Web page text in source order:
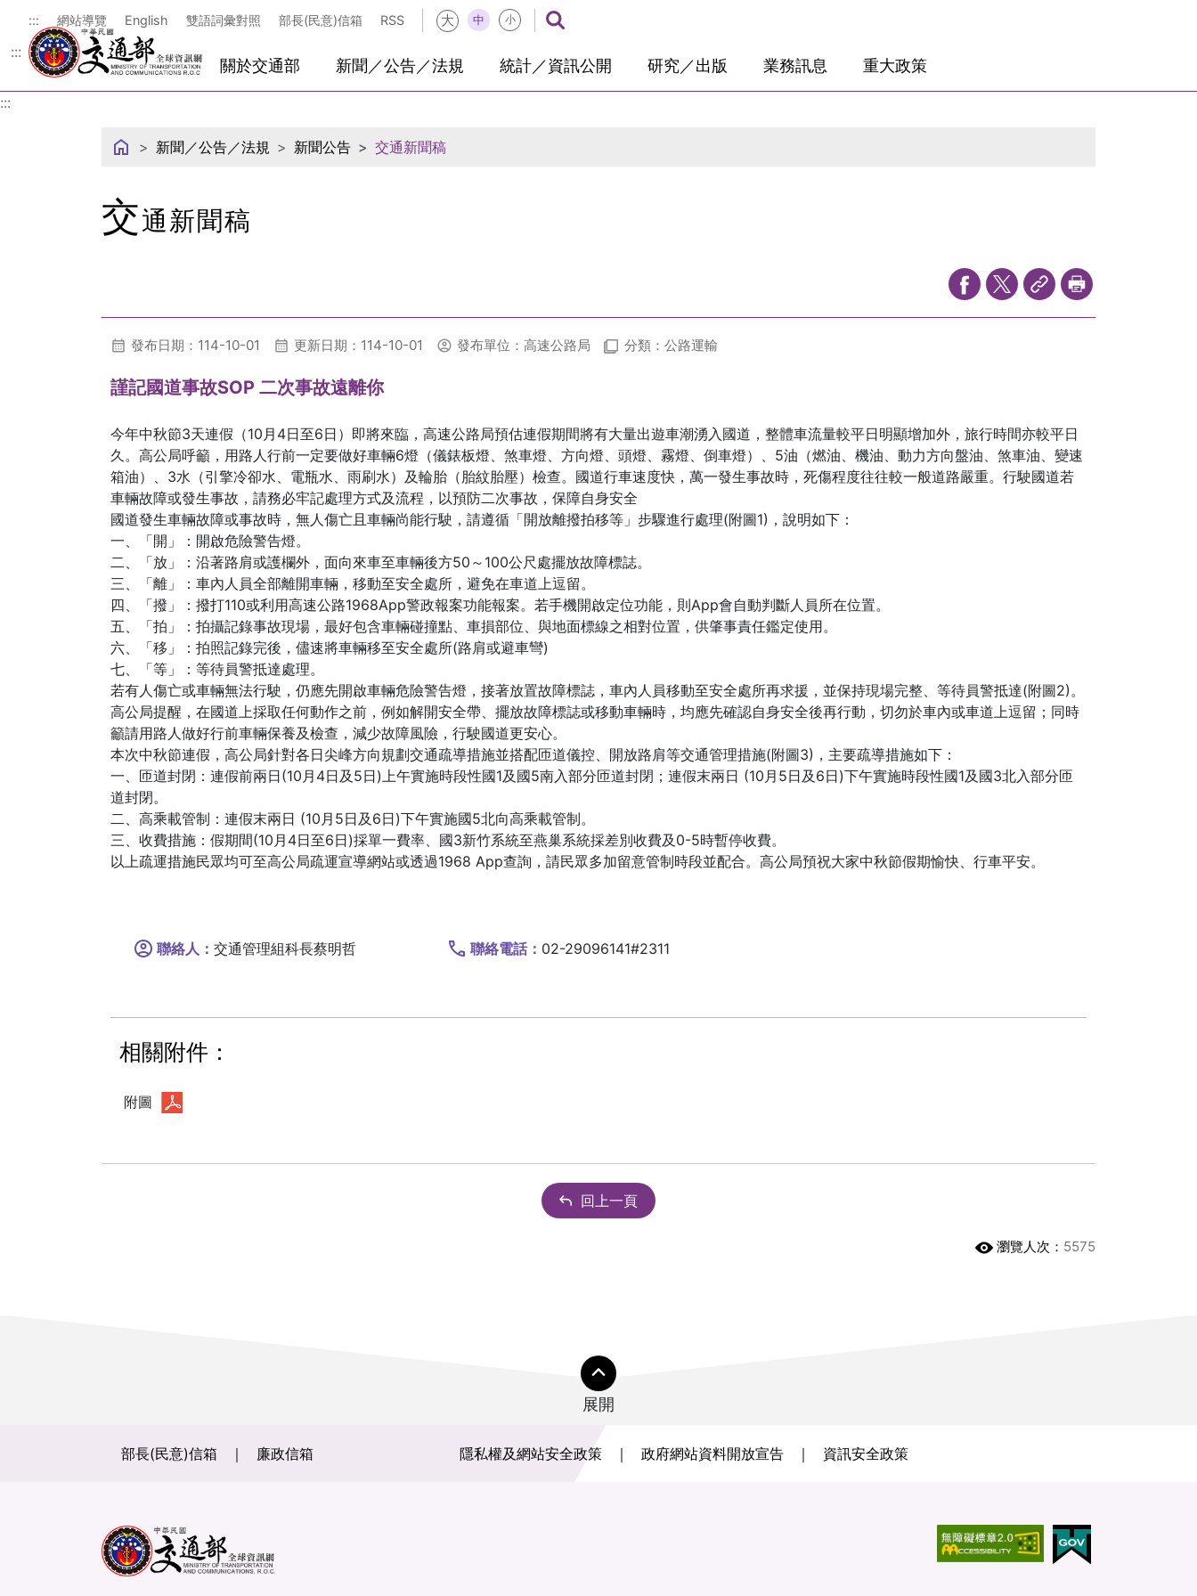
中華民國交通部
::: 網站導覽 English 雙語詞彙對照 部長(民意)信箱 RSS 大 中 小
:::
關於交通部 新聞／公告／法規 統計／資訊公開 研究／出版 業務訊息 重大政策
:::
新聞／公告／法規 新聞公告 交通新聞稿
交通新聞稿
發布日期：114-10-01 更新日期：114-10-01 發布單位：高速公路局 分類：公路運輸
謹記國道事故SOP 二次事故遠離你
今年中秋節3天連假（10月4日至6日）即將來臨，高速公路局預估連假期間將有大量出遊車潮湧入國道，整體車流量較平日明顯增加外，旅行時間亦較平日
久。高公局呼籲，用路人行前一定要做好車輛6燈（儀錶板燈、煞車燈、方向燈、頭燈、霧燈、倒車燈）、5油（燃油、機油、動力方向盤油、煞車油、變速
箱油）、3水（引擎冷卻水、電瓶水、雨刷水）及輪胎（胎紋胎壓）檢查。國道行車速度快，萬一發生事故時，死傷程度往往較一般道路嚴重。行駛國道若
車輛故障或發生事故，請務必牢記處理方式及流程，以預防二次事故，保障自身安全
國道發生車輛故障或事故時，無人傷亡且車輛尚能行駛，請遵循「開放離撥拍移等」步驟進行處理(附圖1)，說明如下：
一、「開」：開啟危險警告燈。
二、「放」：沿著路肩或護欄外，面向來車至車輛後方50～100公尺處擺放故障標誌。
三、「離」：車內人員全部離開車輛，移動至安全處所，避免在車道上逗留。
四、「撥」：撥打110或利用高速公路1968App警政報案功能報案。若手機開啟定位功能，則App會自動判斷人員所在位置。
五、「拍」：拍攝記錄事故現場，最好包含車輛碰撞點、車損部位、與地面標線之相對位置，供肇事責任鑑定使用。
六、「移」：拍照記錄完後，儘速將車輛移至安全處所(路肩或避車彎)
七、「等」：等待員警抵達處理。
若有人傷亡或車輛無法行駛，仍應先開啟車輛危險警告燈，接著放置故障標誌，車內人員移動至安全處所再求援，並保持現場完整、等待員警抵達(附圖2)。
高公局提醒，在國道上採取任何動作之前，例如解開安全帶、擺放故障標誌或移動車輛時，均應先確認自身安全後再行動，切勿於車內或車道上逗留；同時
籲請用路人做好行前車輛保養及檢查，減少故障風險，行駛國道更安心。
本次中秋節連假，高公局針對各日尖峰方向規劃交通疏導措施並搭配匝道儀控、開放路肩等交通管理措施(附圖3)，主要疏導措施如下：
一、匝道封閉：連假前兩日(10月4日及5日)上午實施時段性國1及國5南入部分匝道封閉；連假末兩日 (10月5日及6日)下午實施時段性國1及國3北入部分匝
道封閉。
二、高乘載管制：連假末兩日 (10月5日及6日)下午實施國5北向高乘載管制。
三、收費措施：假期間(10月4日至6日)採單一費率、國3新竹系統至燕巢系統採差別收費及0-5時暫停收費。
以上疏運措施民眾均可至高公局疏運宣導網站或透過1968 App查詢，請民眾多加留意管制時段並配合。高公局預祝大家中秋節假期愉快、行車平安。
聯絡人： 交通管理組科長蔡明哲 聯絡電話： 02-29096141#2311
相關附件：
附圖
回上一頁
瀏覽人次： 5575
展開
部長(民意)信箱 廉政信箱 隱私權及網站安全政策 政府網站資料開放宣告 資訊安全政策